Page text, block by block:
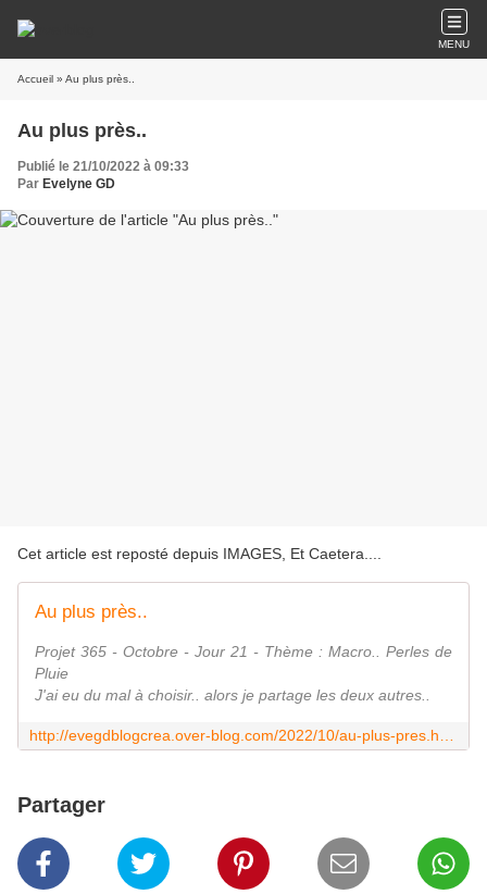
MENU
Accueil » Au plus près..
Au plus près..
Publié le 21/10/2022 à 09:33
Par Evelyne GD
Cet article est reposté depuis IMAGES, Et Caetera...
Au plus près..
Projet 365 - Octobre - Jour 21 - Thème : Macro.. Perles de
Pluie
J'ai eu du mal à choisir.. alors je partage les deux autres..
Partager